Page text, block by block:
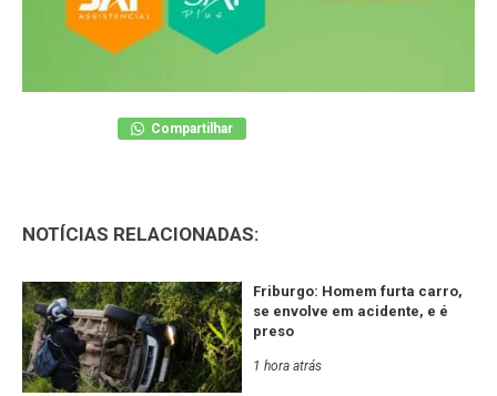
Compartilhar
NOTÍCIAS RELACIONADAS:
Friburgo: Homem furta carro,
se envolve em acidente, e é
preso
1 hora atrás